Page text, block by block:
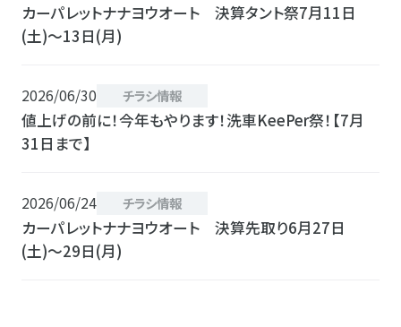
カーパレットナナヨウオート 決算タント祭7月11日
(土)〜13日(月)
2026/06/30 チラシ情報
値上げの前に！今年もやります！洗車KeePer祭！【7月
31日まで】
2026/06/24 チラシ情報
カーパレットナナヨウオート 決算先取り6月27日
(土)〜29日(月)